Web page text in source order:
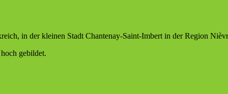
in der kleinen Stadt Chantenay-Saint-Imbert in der Region
gebildet.